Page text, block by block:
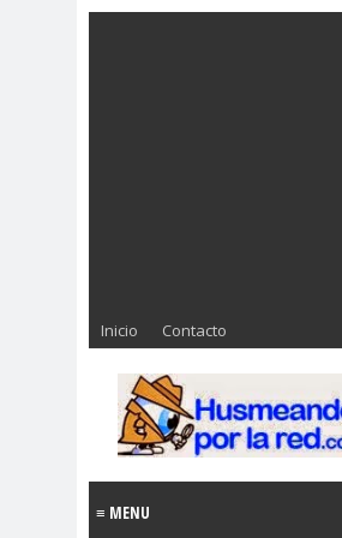
Inicio Contacto